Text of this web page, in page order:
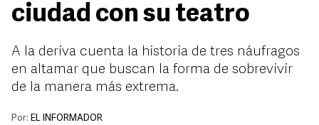
ciudad con su teatro
A la deriva cuenta la historia de tres náufragos
en altamar que buscan la forma de sobrevivir
de la manera más extrema.
Por: EL INFORMADOR